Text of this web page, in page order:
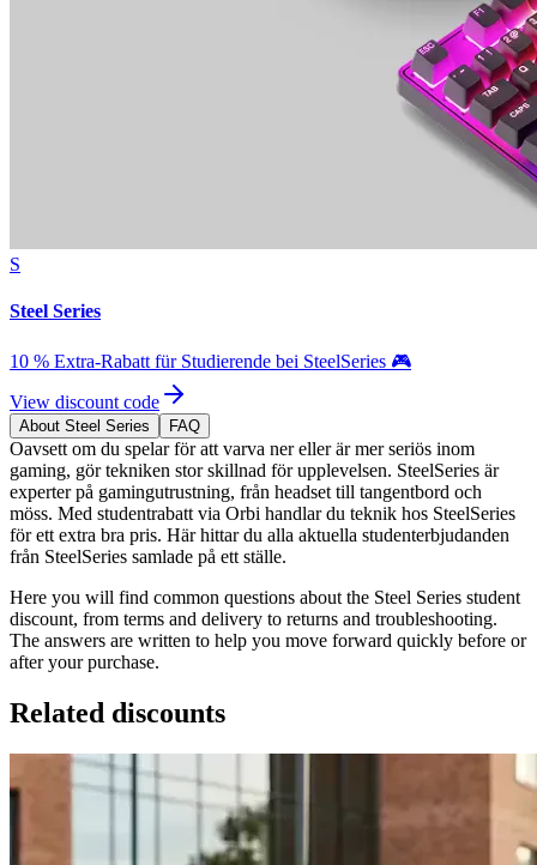
S
Steel Series
10 % Extra-Rabatt für Studierende bei SteelSeries 🎮
View discount code
About Steel Series FAQ
Oavsett om du spelar för att varva ner eller är mer seriös inom
gaming, gör tekniken stor skillnad för upplevelsen. SteelSeries är
experter på gamingutrustning, från headset till tangentbord och
möss. Med studentrabatt via Orbi handlar du teknik hos SteelSeries
för ett extra bra pris. Här hittar du alla aktuella studenterbjudanden
från SteelSeries samlade på ett ställe.
Here you will find common questions about the Steel Series student
discount, from terms and delivery to returns and troubleshooting.
The answers are written to help you move forward quickly before or
after your purchase.
Related discounts